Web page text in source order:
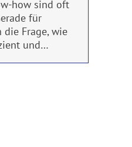
how sind oft
für
Frage, wie
und…